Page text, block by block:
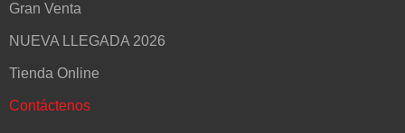
Gran Venta
NUEVA LLEGADA 2026
Tienda Online
Contáctenos